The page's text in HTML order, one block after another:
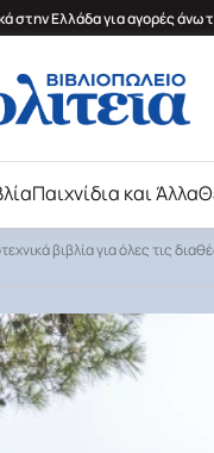
στην Ελλάδα για αγορές άνω
Παιχνίδια και Άλλα
βιβλία για όλες τις